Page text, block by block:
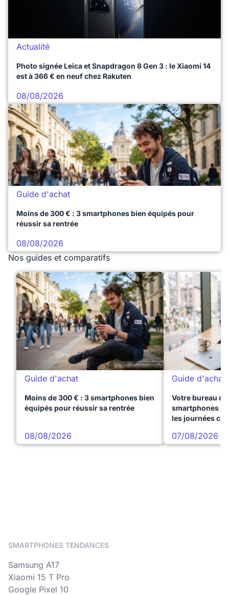
Actualité
Photo signée Leica et Snapdragon 8 Gen 3 : le Xiaomi 14
est à 366 € en neuf chez Rakuten
08/08/2026
Guide d'achat
Moins de 300 € : 3 smartphones bien équipés pour
réussir sa rentrée
08/08/2026
Nos guides et comparatifs
Guide d'achat
Moins de 300 € : 3 smartphones bien
équipés pour réussir sa rentrée
08/08/2026
Guide d'achat
Votre bureau
smartphones
les journées
07/08/2026
SMARTPHONES TENDANCES
Samsung A17
Xiaomi 15 T Pro
Google Pixel 10